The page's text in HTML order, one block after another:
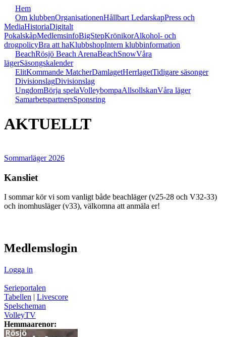
Hem
Om klubbenOrganisationenHållbart LedarskapPress och
MediaHistoriaDigitalt
PokalskåpMedlemsinfoBigStepKrönikorAlkohol- och
drogpolicyBra att haKlubbshopIntern klubbinformation
BeachRösjö Beach ArenaBeachSnowVåra
lägerSäsongskalender
ElitKommande MatcherDamlagetHerrlagetTidigare säsonger
DivisionslagDivisionslag
UngdomBörja spelaVolleybompaAllsollskanVåra läger
SamarbetspartnersSponsring
AKTUELLT
Sommarläger 2026
Kansliet
I sommar kör vi som vanligt både beachläger (v25-28 och V32-33)
och inomhusläger (v33), välkomna att anmäla er!
Medlemslogin
Logga in
Serieportalen
Tabellen | Livescore
Spelscheman
VolleyTV
Hemmaarenor: